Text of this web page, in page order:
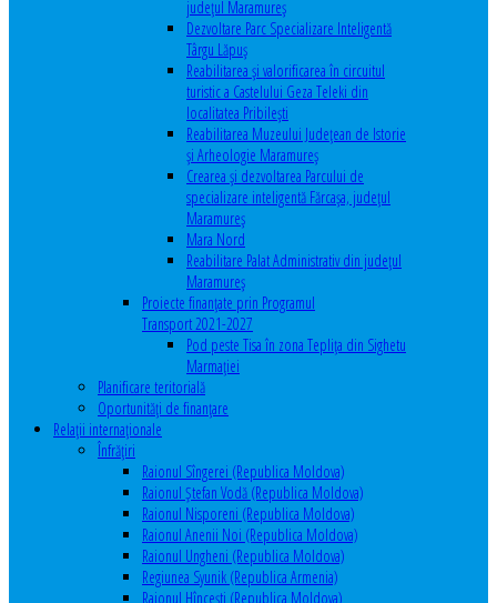
județul Maramureș
Dezvoltare Parc Specializare Inteligentă
Târgu Lăpuș
Reabilitarea și valorificarea în circuitul
turistic a Castelului Geza Teleki din
localitatea Pribilești
Reabilitarea Muzeului Județean de Istorie
și Arheologie Maramureș
Crearea și dezvoltarea Parcului de
specializare inteligentă Fărcașa, județul
Maramureș
Mara Nord
Reabilitare Palat Administrativ din județul
Maramureș
Proiecte finanțate prin Programul
Transport 2021-2027
Pod peste Tisa în zona Teplița din Sighetu
Marmației
Planificare teritorială
Oportunităţi de finanţare
Relaţii internaţionale
Înfrăţiri
Raionul Sîngerei (Republica Moldova)
Raionul Ștefan Vodă (Republica Moldova)
Raionul Nisporeni (Republica Moldova)
Raionul Anenii Noi (Republica Moldova)
Raionul Ungheni (Republica Moldova)
Regiunea Syunik (Republica Armenia)
Raionul Hîncești (Republica Moldova)